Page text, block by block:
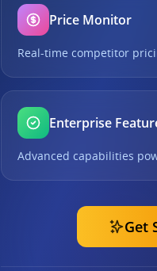
Price Monitor
Real-time competitor
Enterprise
Advanced capabilities
Get